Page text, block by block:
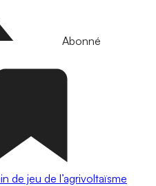
Abonné
de jeu de l’agrivoltaïsme